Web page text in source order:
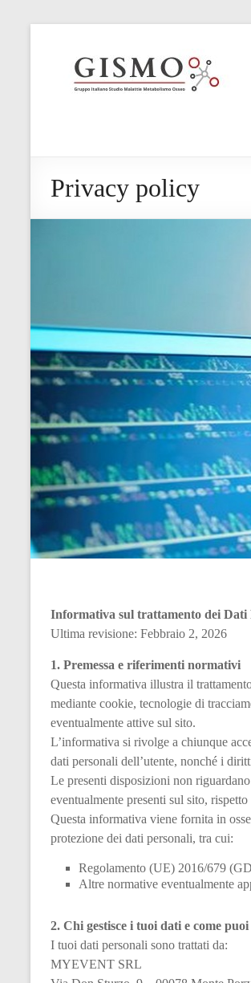
Privacy policy
Informativa sul trattamento dei Dati
Ultima revisione: Febbraio 2, 2026
1. Premessa e riferimenti normativi
Questa informativa illustra il
mediante cookie, tecnologie di
eventualmente attive sul sito.
L’informativa si rivolge a chiunque
dati personali dell’utente, nonché i
Le presenti disposizioni non
eventualmente presenti sul sito,
Questa informativa viene fornita in
protezione dei dati personali, tra cui:
Regolamento (UE) 2016/679
Altre normative eventualmente
2. Chi gestisce i tuoi dati e come
I tuoi dati personali sono trattati da:
MYEVENT SRL